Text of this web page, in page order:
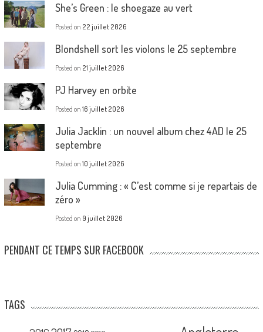
She’s Green : le shoegaze au vert
Posted on 22 juillet 2026
Blondshell sort les violons le 25 septembre
Posted on 21 juillet 2026
PJ Harvey en orbite
Posted on 16 juillet 2026
Julia Jacklin : un nouvel album chez 4AD le 25
septembre
Posted on 10 juillet 2026
Julia Cumming : « C’est comme si je repartais de
zéro »
Posted on 9 juillet 2026
PENDANT CE TEMPS SUR FACEBOOK
TAGS